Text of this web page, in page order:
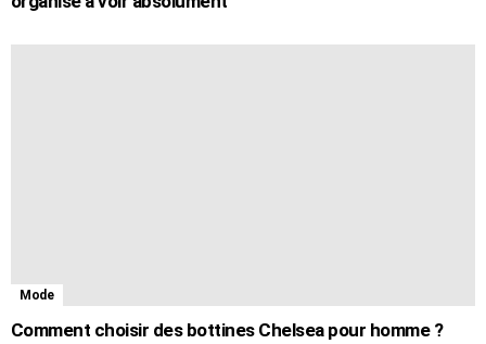
Mode
Comment choisir des bottines Chelsea pour homme ?